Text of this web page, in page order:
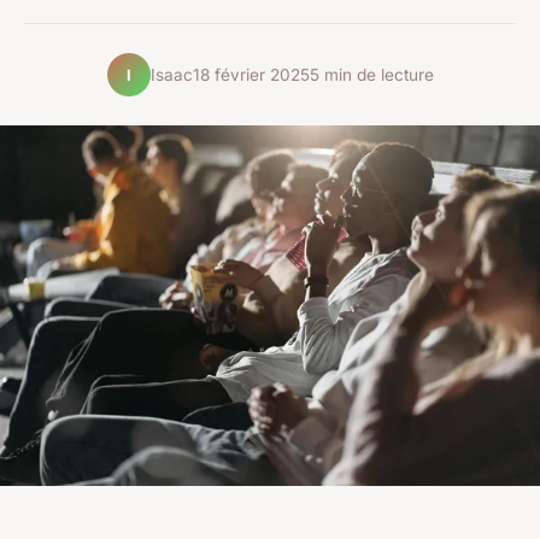
I Isaac18 février 20255 min de lecture